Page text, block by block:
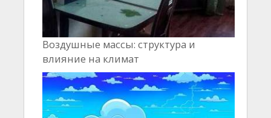
Воздушные массы: структура и
влияние на климат